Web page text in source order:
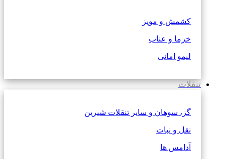
کشمش و مویز
خرما و عناب
لیمو امانی
تنقلات
گز، سوهان و سایر تنقلات شیرین
نقل و نبات
آدامس ها